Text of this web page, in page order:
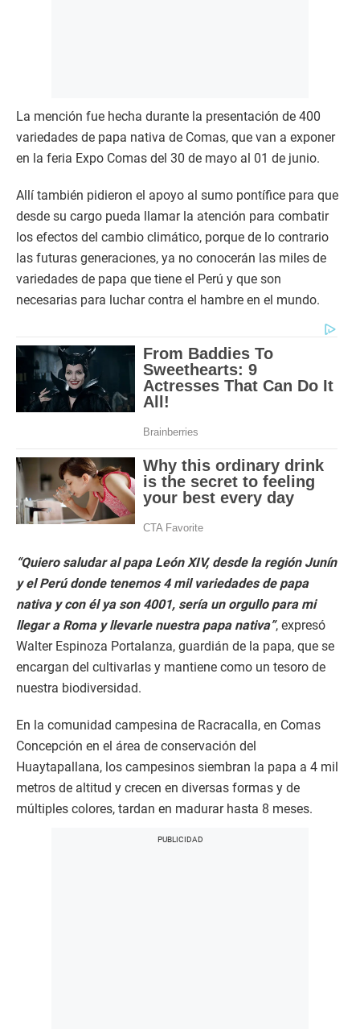
La mención fue hecha durante la presentación de 400
variedades de papa nativa de Comas, que van a exponer
en la feria Expo Comas del 30 de mayo al 01 de junio.
Allí también pidieron el apoyo al sumo pontífice para que
desde su cargo pueda llamar la atención para combatir
los efectos del cambio climático, porque de lo contrario
las futuras generaciones, ya no conocerán las miles de
variedades de papa que tiene el Perú y que son
necesarias para luchar contra el hambre en el mundo.
“Quiero saludar al papa León XIV, desde la región Junín
y el Perú donde tenemos 4 mil variedades de papa
nativa y con él ya son 4001, sería un orgullo para mi
llegar a Roma y llevarle nuestra papa nativa”, expresó
Walter Espinoza Portalanza, guardián de la papa, que se
encargan del cultivarlas y mantiene como un tesoro de
nuestra biodiversidad.
En la comunidad campesina de Racracalla, en Comas
Concepción en el área de conservación del
Huaytapallana, los campesinos siembran la papa a 4 mil
metros de altitud y crecen en diversas formas y de
múltiples colores, tardan en madurar hasta 8 meses.